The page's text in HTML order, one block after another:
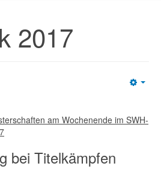
2017
am Wochenende im SWH-
bei Titelkämpfen